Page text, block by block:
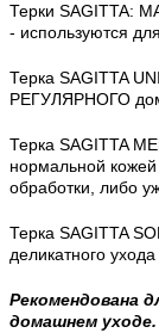
Терки SAGITTA:
- используются
Терка SAGITTA
РЕГУЛЯРНОГО
Терка SAGITTA
нормальной
обработки, либо
Терка SAGITTA
деликатного
Рекомендована
домашнем уходе.